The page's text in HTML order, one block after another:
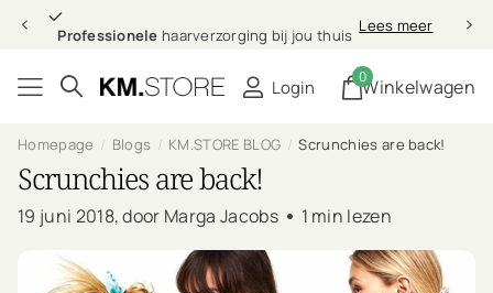
Professionele haarverzorging bij jou thuis Lees meer
Login Winkelwagen
0
Homepage Blogs KM.STORE BLOG Scrunchies are back!
Scrunchies are back!
19 juni 2018, door Marga Jacobs 1 min lezen